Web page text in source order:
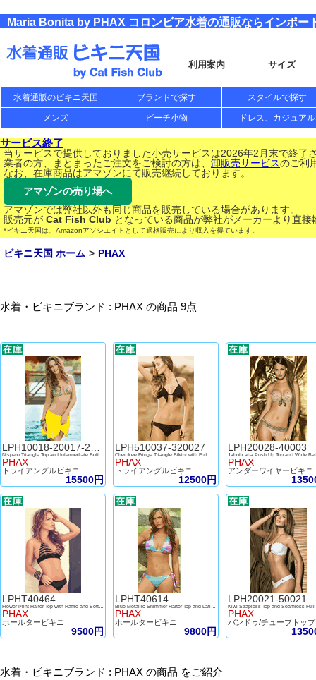
Maria Bonita by PHAX コロンビア水着の通販ならインポー
利用案内 サイズ
水着通販のビキニ天国 ブランドで探す スタイルで探す
メンズ ビーチ小物 ドレス、カジュアル
サービス終了
当サービスで提供しておりました小売サービスは2026年2月末で終了
業者の方、まとまったご注文をご検討の方は、 卸販売サービスのご利
なお、在庫商品はアマゾンにて販売継続しております。
アマゾンの売り場へ
アマゾンでは弊社以外も同じ商品を販売している場合があります。
販売元が Cat Fish Club となっている商品が弊社がメーカーより直
*ビキニ天国は、Amazonアソシエイトとして適格販売により収入を得ています。
ビキニ天国 ホーム PHAX
水着・ビキニブランド : PHAX の商品 9点
PHAX
トライアングルビキニ
15500円
LPH510037-320027
PHAX
トライアングルビキニ
12500円
LPH20028-40003
PHAX
アンダーワイヤービキニ
LPHT40464
PHAX
ホールタービキニ
9500円
LPHT40614
PHAX
ホールタービキニ
9800円
LPH20021-50021
PHAX
バ
水着・ビキニブランド : PHAX の商品 をご紹介